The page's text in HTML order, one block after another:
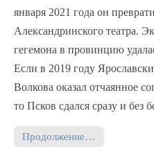
января 2021 года он
Александринского театра.
гегемона в провинцию
Если в 2019 году
Волкова оказал отчаянное
то Псков сдался сразу и без
Продолжение…